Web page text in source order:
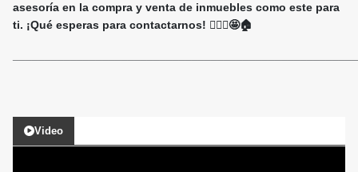
asesoría en la compra y venta de inmuebles como este para
ti. ¡Qué esperas para contactarnos! 🙋🏻‍♀️🤩🏠
Video